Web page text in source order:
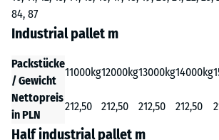
84, 87
Industrial pallet m
Packstücke
/ Gewicht
11000kg12000kg13000kg14000kg
Nettopreis
in PLN
212,50 212,50 212,50 212,50
Half industrial pallet m